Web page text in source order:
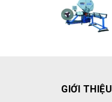
GIỚI THIỆU